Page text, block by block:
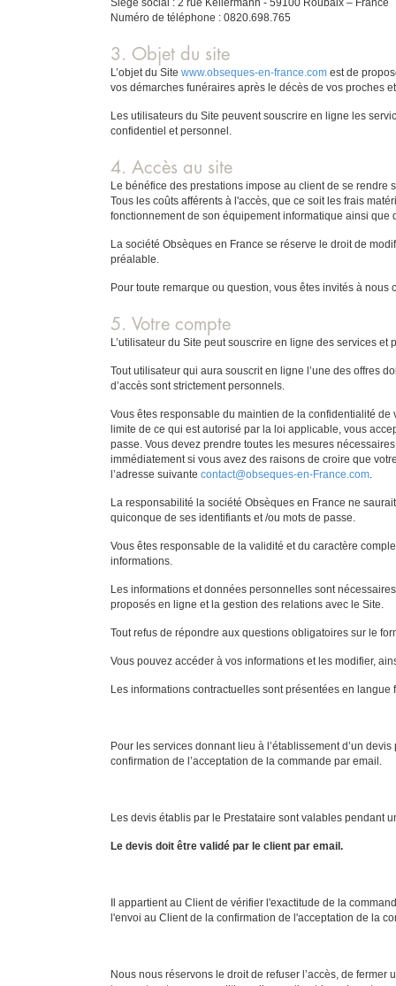
Siège social : 2 rue Kellermann - 59100 Roubaix – France
Numéro de téléphone : 0820.698.765
3. Objet du site
L’objet du Site www.obseques-en-france.com est de
vos démarches funéraires après le décès de vos proches
Les utilisateurs du Site peuvent souscrire en ligne les
confidentiel et personnel.
4. Accès au site
Le bénéfice des prestations impose au client de se rendre
Tous les coûts afférents à l'accès, que ce soit les frais
fonctionnement de son équipement informatique ainsi que
La société Obsèques en France se réserve le droit de
préalable.
Pour toute remarque ou question, vous êtes invités à nous
5. Votre compte
L’utilisateur du Site peut souscrire en ligne des services
Tout utilisateur qui aura souscrit en ligne l’une des offres
d’accès sont strictement personnels.
Vous êtes responsable du maintien de la confidentialité de
limite de ce qui est autorisé par la loi applicable, vous
passe. Vous devez prendre toutes les mesures
immédiatement si vous avez des raisons de croire que
l’adresse suivante contact@obseques-en-France.com.
La responsabilité la société Obsèques en France ne
quiconque de ses identifiants et /ou mots de passe.
Vous êtes responsable de la validité et du caractère
informations.
Les informations et données personnelles sont
proposés en ligne et la gestion des relations avec le Site.
Tout refus de répondre aux questions obligatoires sur le
Vous pouvez accéder à vos informations et les modifier,
Les informations contractuelles sont présentées en
Pour les services donnant lieu à l’établissement d’un
confirmation de l’acceptation de la commande par email.
Les devis établis par le Prestataire sont valables pendant
Le devis doit être validé par le client par email.
Il appartient au Client de vérifier l'exactitude de la
l'envoi au Client de la confirmation de l'acceptation de la
Nous nous réservons le droit de refuser l’accès, de